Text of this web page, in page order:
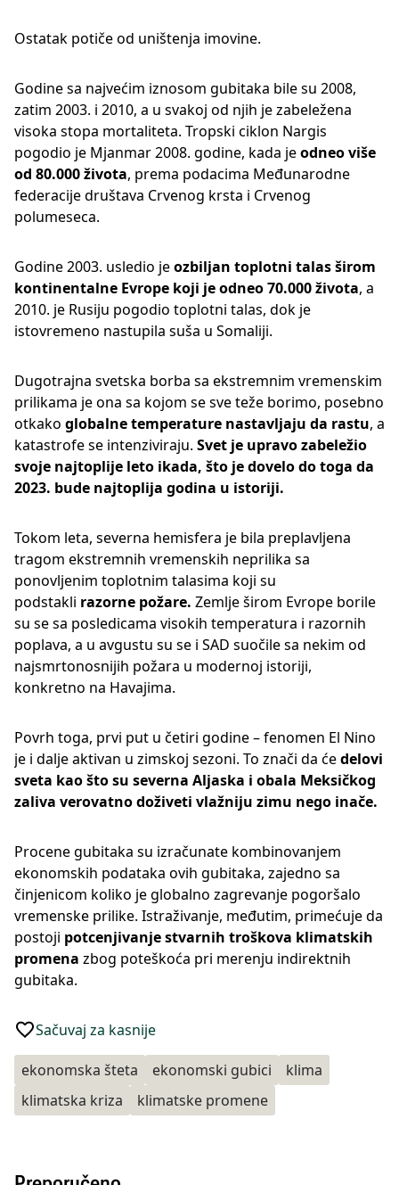
Ostatak potiče od uništenja imovine.
Godine sa najvećim iznosom gubitaka bile su 2008,
zatim 2003. i 2010, a u svakoj od njih je zabeležena
visoka stopa mortaliteta. Tropski ciklon Nargis
pogodio je Mjanmar 2008. godine, kada jeodneo više
od 80.000 života, prema podacima Međunarodne
federacije društava Crvenog krsta i Crvenog
polumeseca.
Godine 2003. usledio jeozbiljan toplotni talas širom
kontinentalne Evrope koji je odneo 70.000 života, a
2010. je Rusiju pogodio toplotni talas, dok je
istovremeno nastupila suša u Somaliji.
Dugotrajna svetska borba sa ekstremnim vremenskim
prilikama je ona sa kojom se sve teže borimo, posebno
otkako globalne temperature nastavljaju da rastu, a
katastrofe se intenziviraju. Svet je upravo zabeležio
svoje najtoplije leto ikada, što je dovelo do toga da
2023. bude najtoplija godina u istoriji.
Tokom leta, severna hemisfera je bila preplavljena
tragom ekstremnih vremenskih neprilika sa
ponovljenim toplotnim talasima koji su
podstakli razorne požare. Zemlje širom Evrope borile
su se sa posledicama visokih temperatura i razornih
poplava, a u avgustu su se i SAD suočile sa nekim od
najsmrtonosnijih požara u modernoj istoriji,
konkretno na Havajima.
Povrh toga, prvi put u četiri godine – fenomen El Nino
je i dalje aktivan u zimskoj sezoni. To znači da ćedelovi
sveta kao što su severna Aljaska i obala Meksičkog
zaliva verovatno doživeti vlažniju zimu nego inače.
Procene gubitaka su izračunate kombinovanjem
ekonomskih podataka ovih gubitaka, zajedno sa
činjenicom koliko je globalno zagrevanje pogoršalo
vremenske prilike. Istraživanje, međutim, primećuje da
postoji potcenjivanje stvarnih troškova klimatskih
promena zbog poteškoća pri merenju indirektnih
gubitaka.
Sačuvaj za kasnije
ekonomska šteta ekonomski gubici
klima
klimatska kriza
klimatske promene